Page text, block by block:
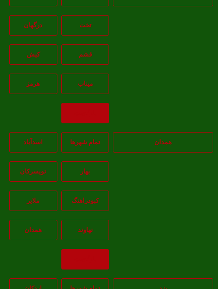
درگهان
قشم کيش
ميناب هرمز
همدان تمام شهر‌ها اسدآباد
تويسرکان
کبودراهنگ
نهاوند همدان